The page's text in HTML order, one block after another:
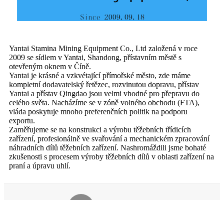
Yantai Stamina Mining Equipment Co., Ltd založená v roce
2009 se sídlem v Yantai, Shandong, přístavním městě s
otevřeným oknem v Číně.
Yantai je krásné a vzkvétající přímořské město, zde máme
kompletní dodavatelský řetězec, rozvinutou dopravu, přístav
Yantai a přístav Qingdao jsou velmi vhodné pro přepravu do
celého světa. Nacházíme se v zóně volného obchodu (FTA),
vláda poskytuje mnoho preferenčních politik na podporu
exportu.
Zaměřujeme se na konstrukci a výrobu těžebních třídicích
zařízení, profesionálně ve svařování a mechanickém zpracování
náhradních dílů těžebních zařízení. Nashromáždili jsme bohaté
zkušenosti s procesem výroby těžebních dílů v oblasti zařízení na
praní a úpravu uhlí.